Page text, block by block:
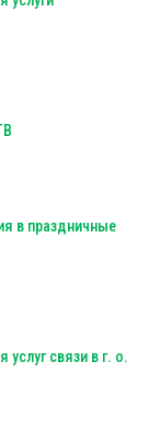
в праздничные
связи в г. о.